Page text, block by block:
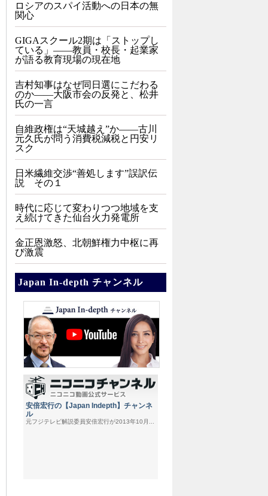
ロシアのスパイ活動への日本の無
関心
GIGAスクール2期は「ストップし
ている」——教員・校長・起業家
が語る教育現場の現在地
吉村知事はなぜ同日選にこだわる
のか――大阪市会の反発と、松井
氏の一言
自維政権は“天城越え”か――古川
元久氏が問う消費税減税と円安リ
スク
日米繊維交渉“善処します”誤訳伝
説 その１
時代に応じて変わりつつ地域を支
え続けてきた仙台火力発電所
金正恩激怒、北朝鮮権力中枢に再
び激震
Japan In-depth チャンネル